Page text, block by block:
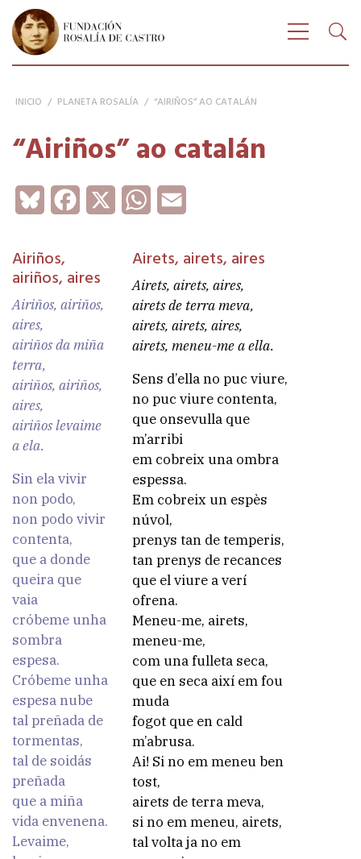
FUNDACIÓN ROSALÍA DE CASTRO
Buscar:
INICIO / PLANETA ROSALÍA / “AIRIÑOS” AO CATALÁN
“Airiños” ao catalán
Bluesky Facebook WhatsApp
Airiños,
airiños, aires
Airiños, airiños,
aires,
airiños da miña
terra,
airiños, airiños,
aires,
airiños levaime
a ela.
Sin ela vivir
non podo,
non podo vivir
contenta,
que a donde
queira que
vaia
cróbeme unha
sombra
espesa.
Cróbeme unha
espesa nube
tal preñada de
tormentas,
tal de soidás
preñada
que a miña
vida envenena.
Levaime,
Airets, airets, aires
Airets, airets, aires,
airets de terra meva,
airets, airets, aires,
airets, meneu-me a ella.
Sens d’ella no puc viure,
no puc viure contenta,
que onsevulla que
m’arribi
em cobreix una ombra
espessa.
Em cobreix un espès
núvol,
prenys tan de temperis,
tan prenys de recances
que el viure a verí
ofrena.
Meneu-me, airets,
meneu-me,
com una fulleta seca,
que en seca així em fou
muda
fogot que en cald
m’abrusa.
Ai! Si no em meneu ben
tost,
airets de terra meva,
si no em meneu, airets,
tal volta ja no em